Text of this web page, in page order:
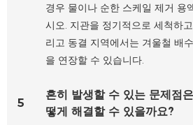
경우 물이나 순한 스케일 제거 용
시오. 지관을 정기적으로 세척하
리고 동결 지역에서는 겨울철 배
을 연장할 수 있습니다.
5
흔히 발생할 수 있는 문제점
떻게 해결할 수 있을까요?